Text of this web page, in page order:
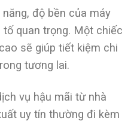
độ bền của máy
quan trọng. Một chiếc
sẽ giúp tiết kiệm chi
tương lai.
vụ hậu mãi từ nhà
uy tín thường đi kèm